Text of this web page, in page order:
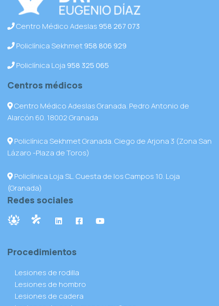
Centro Médico Adeslas 958 267 073
Policlínica Sekhmet958 806 929
Policlínica Loja 958 325 065
Centros médicos
Centro Médico Adeslas Granada. Pedro Antonio de
Alarcón 60. 18002 Granada
Policlínica Sekhmet Granada. Ciego de Arjona 3 (Zona San
Lázaro -Plaza de Toros)
Policlínica Loja SL. Cuesta de los Campos 10. Loja
(Granada)
Redes sociales
Procedimientos
Lesiones de rodilla
Lesiones de hombro
Lesiones de cadera